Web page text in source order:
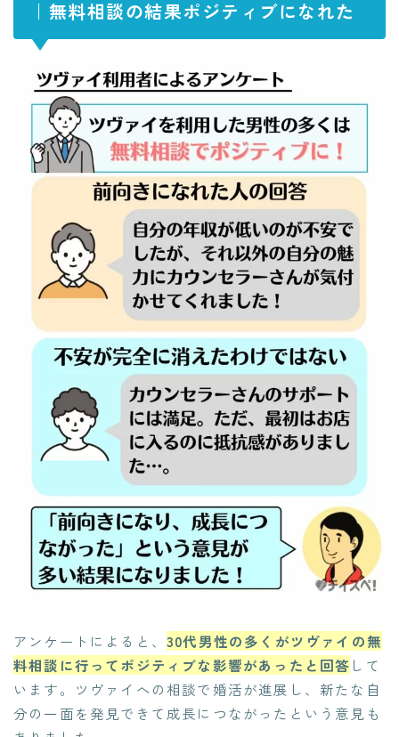
｜無料相談の結果ポジティブになれた
アンケートによると、 30代男性の多くがツヴァイの無
料相談に行ってポジティブな影響があったと回答 して
います。ツヴァイへの相談で婚活が進展し、新たな自
分の一面を発見できて成長につながったという意見も